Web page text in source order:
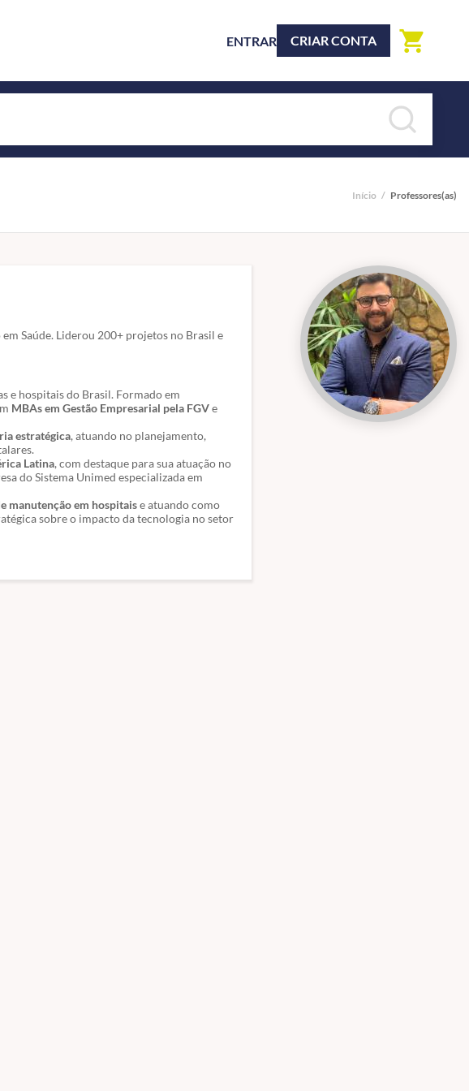
ENTRAR CRIAR CONTA shopping_cart
Início / Professores(as)
Saúde. Liderou 200+ projetos no Brasil e
e hospitais do Brasil. Formado em
MBAs em Gestão Empresarial pela FGVe
estratégica, atuando no planejamento,
Latina, com destaque para sua atuação no
do Sistema Unimed especializada em
manutenção em hospitaise atuando como
sobre o impacto da tecnologia no setor